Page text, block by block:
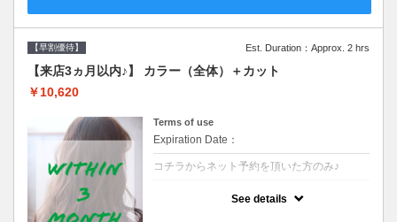
【早割優待】 Est. Duration：Approx. 2 hrs
【来店3ヵ月以内♪】 カラー（全体）＋カット
￥10,620
Terms of use
Expiration Date：
コチラからネット予約を頂いた方のみ♪
See details